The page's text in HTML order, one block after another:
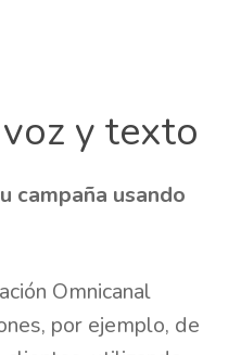
y texto
campaña usando
Omnicanal
por ejemplo, de